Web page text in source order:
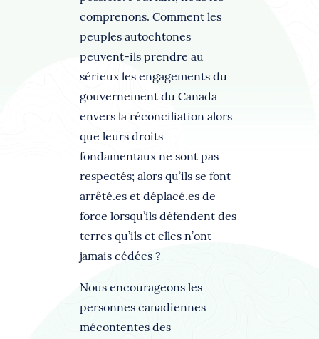
comprenons. Comment les
peuples autochtones
peuvent-ils prendre au
sérieux les engagements du
gouvernement du Canada
envers la réconciliation alors
que leurs droits
fondamentaux ne sont pas
respectés; alors qu’ils se font
arrêté.es et déplacé.es de
force lorsqu’ils défendent des
terres qu’ils et elles n’ont
jamais cédées ?
Nous encourageons les
personnes canadiennes
mécontentes des